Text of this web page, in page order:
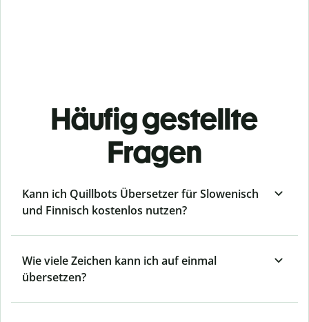
Häufig gestellte
Fragen
Kann ich Quillbots Übersetzer für Slowenisch
und Finnisch kostenlos nutzen?
Wie viele Zeichen kann ich auf einmal
übersetzen?